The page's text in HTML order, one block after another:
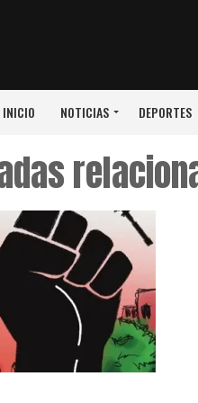
INICIO NOTICIAS DEPORTES